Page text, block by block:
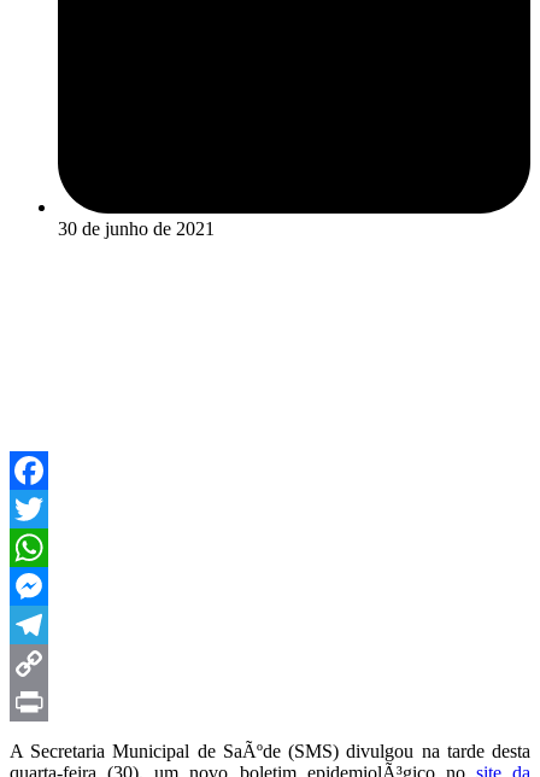
30 de junho de 2021
Facebook
Twitter
WhatsApp
Messenger
Telegram
Copy
Link
Print
A Secretaria Municipal de SaÃºde (SMS) divulgou na tarde desta